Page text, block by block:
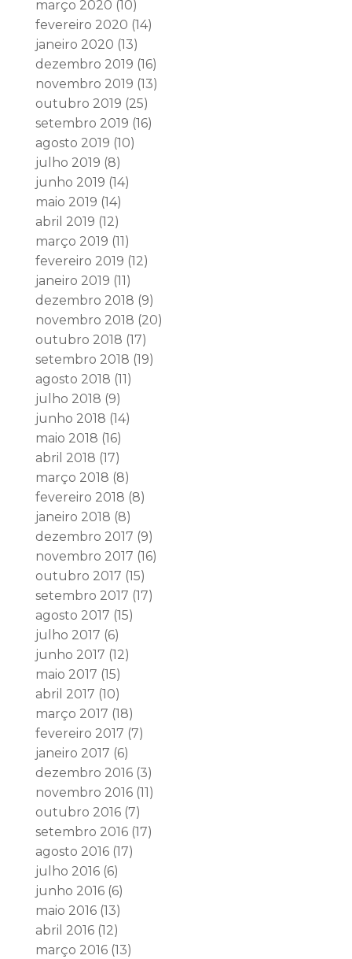
março 2020 (10)
fevereiro 2020 (14)
janeiro 2020 (13)
dezembro 2019 (16)
novembro 2019 (13)
outubro 2019 (25)
setembro 2019 (16)
agosto 2019 (10)
julho 2019 (8)
junho 2019 (14)
maio 2019 (14)
abril 2019 (12)
março 2019 (11)
fevereiro 2019 (12)
janeiro 2019 (11)
dezembro 2018 (9)
novembro 2018 (20)
outubro 2018 (17)
setembro 2018 (19)
agosto 2018 (11)
julho 2018 (9)
junho 2018 (14)
maio 2018 (16)
abril 2018 (17)
março 2018 (8)
fevereiro 2018 (8)
janeiro 2018 (8)
dezembro 2017 (9)
novembro 2017 (16)
outubro 2017 (15)
setembro 2017 (17)
agosto 2017 (15)
julho 2017 (6)
junho 2017 (12)
maio 2017 (15)
abril 2017 (10)
março 2017 (18)
fevereiro 2017 (7)
janeiro 2017 (6)
dezembro 2016(3)
novembro 2016(11)
outubro 2016(7)
setembro 2016(17)
agosto 2016(17)
julho 2016(6)
junho 2016(6)
maio 2016(13)
abril 2016(12)
março 2016(13)